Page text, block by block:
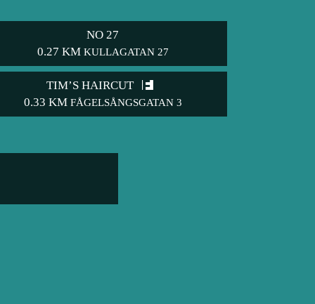
NO 27
0.27 KM KULLAGATAN 27
TIM’S HAIRCUT
0.33 KM FÅGELSÅNGSGATAN 3